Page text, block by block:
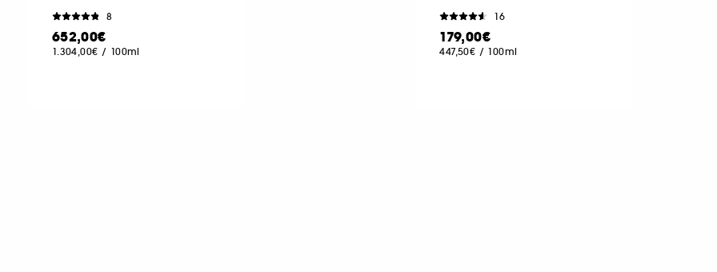
8
652,00€
1.304,00€ / 100ml
16
179,00€
447,50€ / 100ml